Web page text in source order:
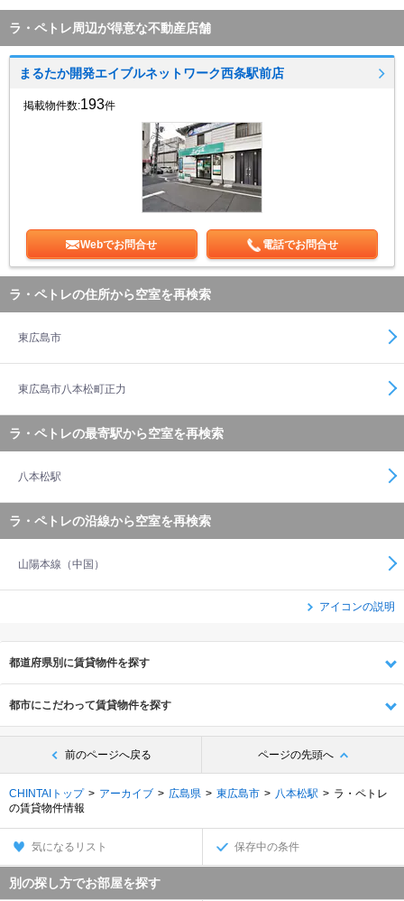
ラ・ペトレ周辺が得意な不動産店舗
まるたか開発エイブルネットワーク西条駅前店
掲載物件数:193件
Webでお問合せ 電話でお問合せ
ラ・ペトレの住所から空室を再検索
東広島市
東広島市八本松町正力
ラ・ペトレの最寄駅から空室を再検索
八本松駅
ラ・ペトレの沿線から空室を再検索
山陽本線（中国）
アイコンの説明
都道府県別に賃貸物件を探す
都市にこだわって賃貸物件を探す
前のページへ戻る ページの先頭へ
CHINTAIトップ アーカイブ 広島県 東広島市 八本松駅
ラ・ペトレ
の賃貸物件情報
気になるリスト 保存中の条件
別の探し方でお部屋を探す